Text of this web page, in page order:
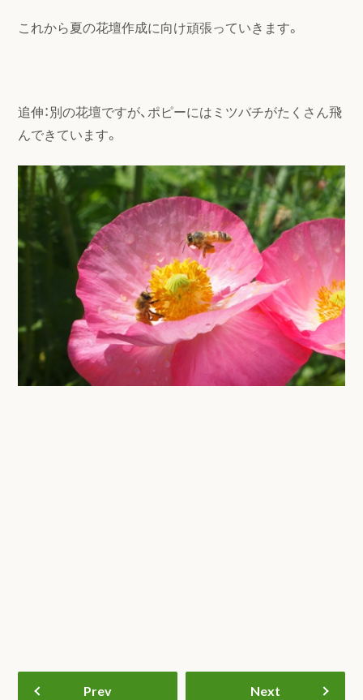
これから夏の花壇作成に向け頑張っていきます。
追伸：別の花壇ですが、ポピーにはミツバチがたくさん飛
んできています。
Prev Next